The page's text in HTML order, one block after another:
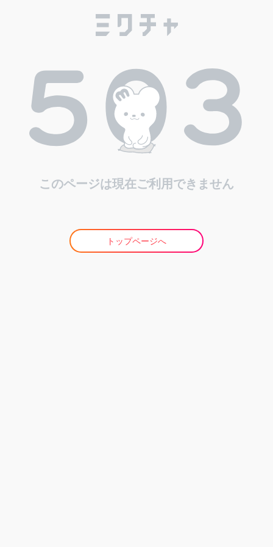
このページは現在ご利用できません